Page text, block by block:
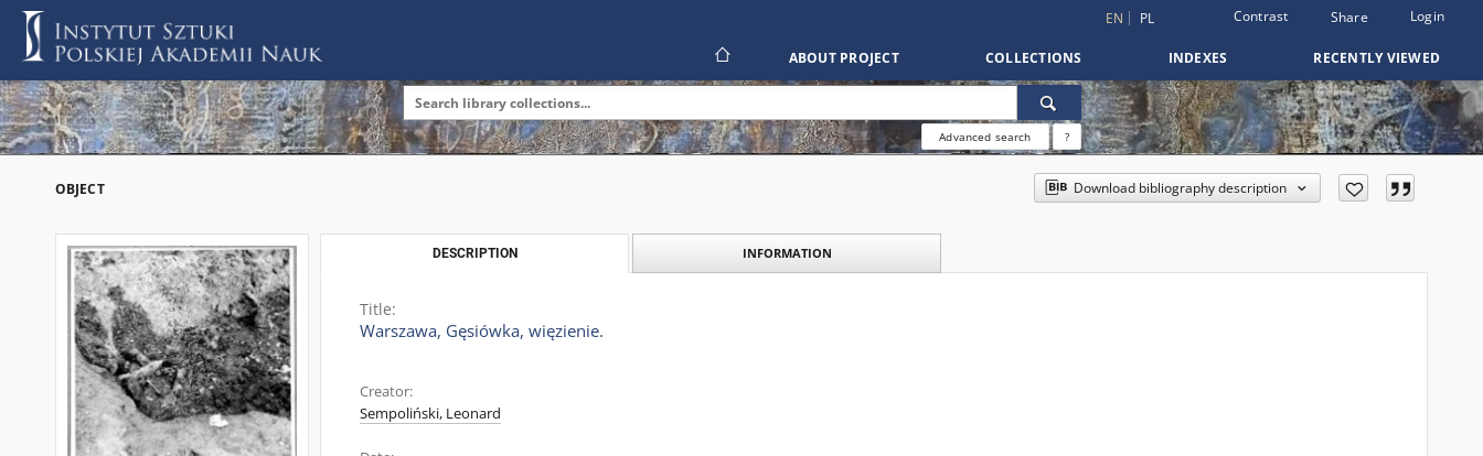
EN PL Contrast Share Login
ABOUT PROJECT COLLECTIONS INDEXES RECENTLY VIEWED
Advanced search ?
OBJECT Download bibliography description
DESCRIPTION INFORMATION
Title:
Warszawa, Gęsiówka, więzienie.
Creator:
Sempoliński, Leonard